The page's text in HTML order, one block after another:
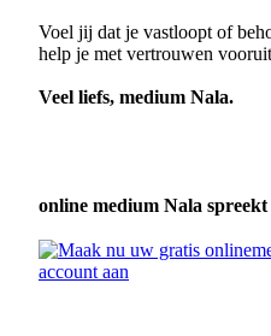
Voel jij dat je vastloopt of
help je met vertrouwen
Veel liefs, medium Nala.
online medium Nala spreekt